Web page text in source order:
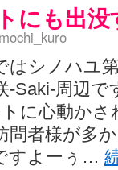
にも出
はシノハユ
-Saki-周辺
に心動かさ
問者様が多
すよーぅ…